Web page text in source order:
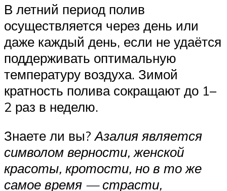
В летний период полив
осуществляется через день или
даже каждый день, если не удаётся
поддерживать оптимальную
температуру воздуха. Зимой
кратность полива сокращают до 1–
2 раз в неделю.
Знаете ли вы?Азалия является
символом верности, женской
красоты, кротости, но в то же
самое время — страсти,